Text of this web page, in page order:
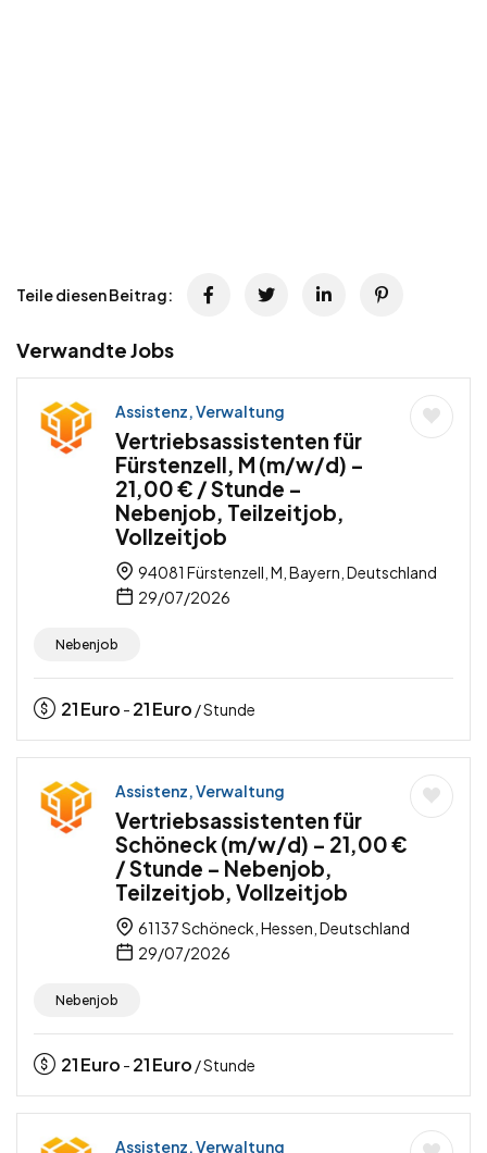
Teile diesen Beitrag:
Verwandte Jobs
Assistenz, Verwaltung
Vertriebsassistenten für
Fürstenzell, M (m/w/d) –
21,00 € / Stunde –
Nebenjob, Teilzeitjob,
Vollzeitjob
94081 Fürstenzell, M, Bayern, Deutschland
29/07/2026
Nebenjob
21Euro - 21Euro / Stunde
Assistenz, Verwaltung
Vertriebsassistenten für
Schöneck (m/w/d) – 21,00 €
/ Stunde – Nebenjob,
Teilzeitjob, Vollzeitjob
61137 Schöneck, Hessen, Deutschland
29/07/2026
Nebenjob
21Euro - 21Euro / Stunde
Assistenz, Verwaltung